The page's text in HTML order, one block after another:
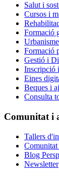
Salut i
Cursos i
Formació
Formació
Gestió i
Inscripció
Eines
Beques i
Consulta
Comunitat i
Tallers
Comunitat
Blog
Newsletter